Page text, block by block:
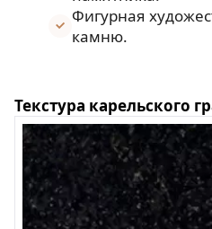
Фигурная
камню.
Текстура карельского